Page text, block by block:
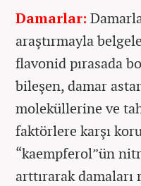
Damarlar:
araştırmayla
flavonid pırasada
bileşen, damar
moleküllerine ve
faktörlere karşı
“kaempferol”ün
arttırarak damaları